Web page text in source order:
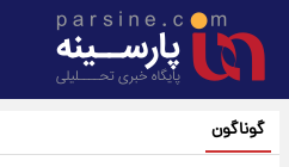
گوناگون